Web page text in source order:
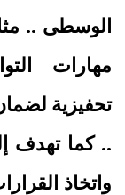
الوسطى ..
مهارات
تحفيزية لضمان
.. كما تهدف
واتخاذ